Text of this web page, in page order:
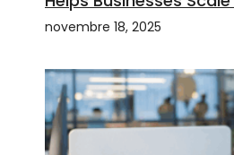
novembre 18, 2025